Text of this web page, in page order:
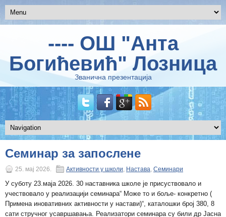
---- ОШ "Анта
Богићевић" Лозница
Званична презентација
Семинар за запослене
25. мај 2026. Активности у школи, Настава, Семинари
У суботу 23.маја 2026. 30 наставника школе је присуствовало и
учествовало у реализацији семинара“ Може то и боље- конкретно (
Примена иновативних активности у настави)“, каталошки број 380, 8
сати стручног усавршавања. Реализатори семинара су били др Јасна